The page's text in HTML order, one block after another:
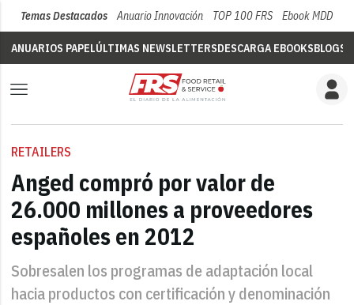
Temas Destacados Anuario Innovación TOP 100 FRS Ebook MDD
ANUARIOS PAPELÚLTIMAS NEWSLETTERSDESCARGA EBOOKSBLOGS
RETAILERS
Anged compró por valor de
26.000 millones a proveedores
españoles en 2012
Sobresalen los programas de adaptación local
hacia productos con certificación y denominación